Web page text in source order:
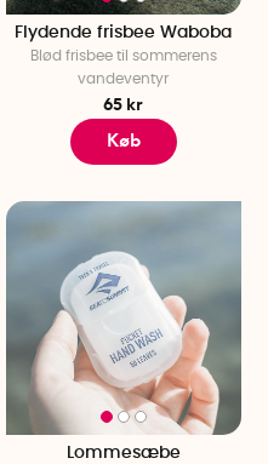
Flydende frisbee Waboba
Blød frisbee til sommerens
vandeventyr
65 kr
Køb
Lommesæbe